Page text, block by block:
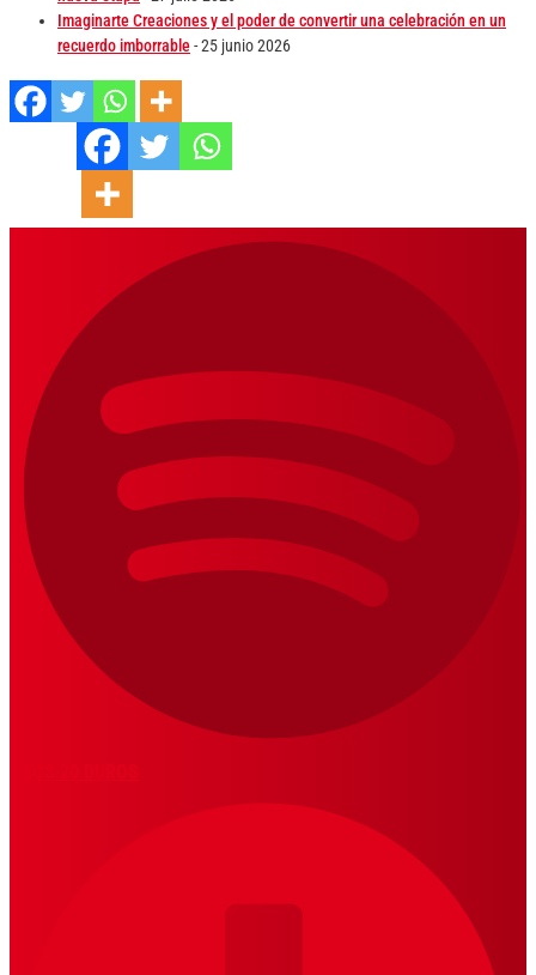
Imaginarte Creaciones y el poder de convertir una celebración en un
recuerdo imborrable- 25 junio 2026